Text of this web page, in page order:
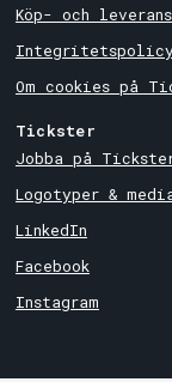
Köp- och
Integritetspolicy
Om cookies på
Tickster
Jobba på
Logotyper &
LinkedIn
Facebook
Instagram